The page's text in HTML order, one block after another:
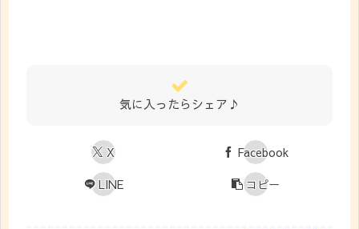
気に入ったらシェア♪
X
Facebook
LINE
コピー